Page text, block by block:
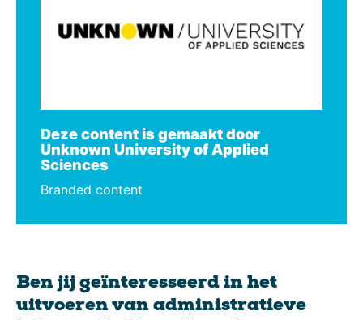
Deze content is gemaakt door
Unknown University of Applied
Sciences
Branded content
Ben jij geïnteresseerd in het
uitvoeren van administratieve